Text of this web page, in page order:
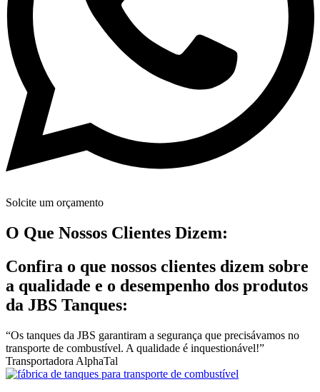
Solcite um orçamento
O Que Nossos Clientes Dizem:
Confira o que nossos clientes dizem sobre
a qualidade e o desempenho dos produtos
da JBS Tanques:
“Os tanques da JBS garantiram a segurança que precisávamos no
transporte de combustível. A qualidade é inquestionável!”
Transportadora AlphaTal